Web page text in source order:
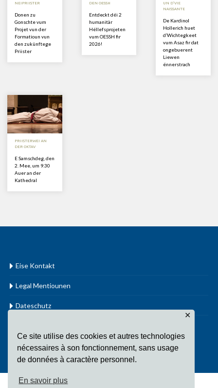
Ce site utilise des cookies et autres technologies
nécessaires à son fonctionnement, sans usage
de données à caractère personnel.
En savoir plus
✕
NEIPRIISTER
Donen zu
Gonschte vum
Projet vun der
Formatioun vun
den zukünftege
Priister
DEN OESSH
Entdeckt déi 2
humanitär
Hëllefsprojeten
vum OESSH fir
2026!
UN D’VIE
NAISSANTE
De Kardinol
Hollerich huet
d’Wichtegkeet
vum Asaz fir dat
ongebuerent
Liewen
ënnerstrach
PRIISTERWEI AN
DER OKTAV
E Samschdeg, den
2. Mee, um 9.30
Auer an der
Kathedral
Eise Kontakt
Legal Mentiounen
Dateschutz
Copyright Fondation Sainte-Irmine All Rights Reserved